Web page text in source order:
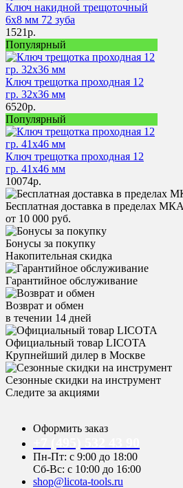
Ключ накидной трещоточный
6х8 мм 72 зуба
1521р.
Популярный
Ключ трещотка проходная 12
гр. 32x36 мм
6520р.
Популярный
Ключ трещотка проходная 12
гр. 41x46 мм
10074р.
Бесплатная доставка в пределах
от 10 000 руб.
Бонусы за покупку
Накопительная скидка
Гарантийное обслуживание
Возврат и обмен
в течении 14 дней
Официальный товар LICOTA
Крупнейший дилер в Москве
Сезонные скидки на инструмент
Следите за акциями
Оформить заказ
Пн-Пт: с 9:00 до 18:00
Сб-Вс: с 10:00 до 16:00
shop@licota-tools.ru